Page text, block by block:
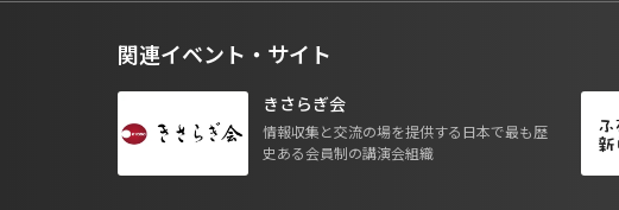
関連イベント・サイト
きさらぎ会
情報収集と交流の場を提供する日本で最も歴
史ある会員制の講演会組織